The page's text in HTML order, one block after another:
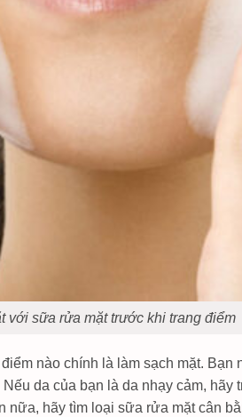
với sữa rửa mặt trước khi trang điểm
nào chính là làm sạch mặt.
da của bạn là da nhạy cảm, hãy
nữa, hãy tìm loại sữa rửa mặt cân